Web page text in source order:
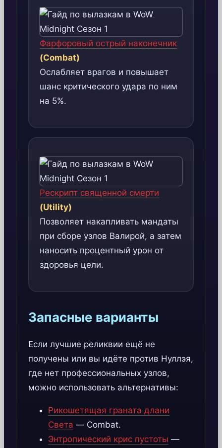
Фарфоровый острый наконечник
(Combat)
Ослабляет врагов и повышает
шанс критического удара по ним
на 5%.
Рескрипт священной смерти
(Utility)
Позволяет накапливать мандаты
при сборе узлов Валирой, а затем
наносить процентный урон от
здоровья цели.
Запасные варианты
Если лучшие реликвии ещё не
получены или вы идёте против Нуллэя,
где нет профессиональных узлов,
можно использовать альтернативы:
Рикошетящая граната длани
Света — Combat.
Энтропический крис пустоты —